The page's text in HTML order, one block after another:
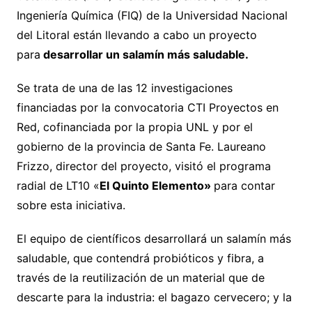
Ingeniería Química (FIQ) de la Universidad Nacional
del Litoral están llevando a cabo un proyecto
para desarrollar un salamín más saludable.
Se trata de una de las 12 investigaciones
financiadas por la convocatoria CTI Proyectos en
Red, cofinanciada por la propia UNL y por el
gobierno de la provincia de Santa Fe. Laureano
Frizzo, director del proyecto, visitó el programa
radial de LT10 «El Quinto Elemento» para contar
sobre esta iniciativa.
El equipo de científicos desarrollará un salamín más
saludable, que contendrá probióticos y fibra, a
través de la reutilización de un material que de
descarte para la industria: el bagazo cervecero; y la